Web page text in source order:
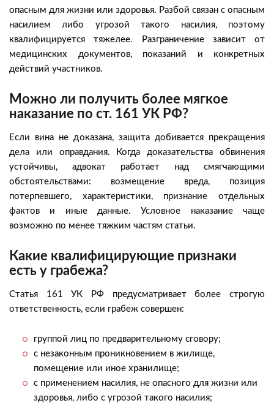
опасным для жизни или здоровья. Разбой связан с опасным
насилием либо угрозой такого насилия, поэтому
квалифицируется тяжелее. Разграничение зависит от
медицинских документов, показаний и конкретных
действий участников.
Можно ли получить более мягкое
наказание по ст. 161 УК РФ?
Если вина не доказана, защита добивается прекращения
дела или оправдания. Когда доказательства обвинения
устойчивы, адвокат работает над смягчающими
обстоятельствами: возмещение вреда, позиция
потерпевшего, характеристики, признание отдельных
фактов и иные данные. Условное наказание чаще
возможно по менее тяжким частям статьи.
Какие квалифицирующие признаки
есть у грабежа?
Статья 161 УК РФ предусматривает более строгую
ответственность, если грабеж совершен:
группой лиц по предварительному сговору;
с незаконным проникновением в жилище,
помещение или иное хранилище;
с применением насилия, не опасного для жизни или
здоровья, либо с угрозой такого насилия;